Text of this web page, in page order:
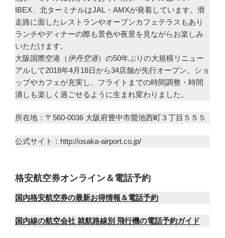
IBEX、北ターミナルはJAL・AMXが発着しています。滑
走路に面したレストランやオープンカフェテラスもあり
ランチやディナーの際も景色や夜景を見ながらお楽しみ
いただけます。
大阪国際空港（伊丹空港）の50年ぶりの大規模リニュー
アルして2018年4月18日から34店舗が先行オープン。ショ
ップやカフェが充実し、フライトまでの時間調整・時間
潰しも楽しく過ごせるように生まれ変わりました。
所在地：〒560-0036 大阪府豊中市螢池西町３丁目５５５
公式サイト：http://osaka-airport.co.jp/
格安航空券オンライン＆電話予約
国内格安航空券の最新お得情報＆電話予約
国内線の航空会社 就航路線別 飛行機の電話予約ガイド